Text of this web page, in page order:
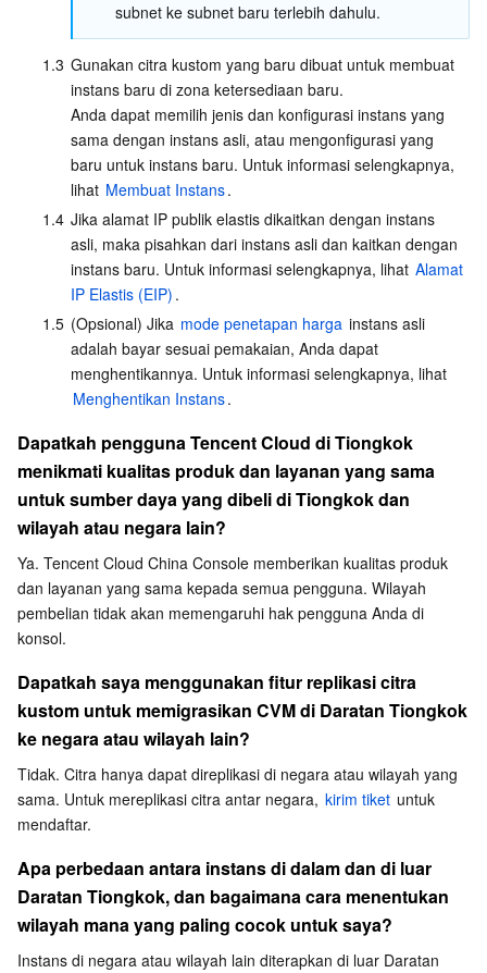
Bandwidth Package
VPN Connections
Private Link
Elastic IP
Global Application Acceleration Platform
Firewall Manager
DNSPod
Cloud DNS Resolution
Tencent LearnShare
Tencent Cloud Enterprise Drive
Elasticsearch Service
Stream Compute Service
Data Lake Compute
Tencent Cloud TCHouse-C
Tencent Cloud TCHouse-D
Tencent Cloud TCHouse-P
Tencent Cloud WeData
Business Intelligence
Tencent Cloud TCLake
Face Recognition
Text To Speech
Automatic Speech Recognition
mesin penerjemah
Optical Character Recognition
Face Fusion
Aplikasi AI
Tencent Cloud AI Digital Human
eKYC
AI Produk Platform AI
Tencent Cloud TI-ONE Platform
Intelligent Music Platform
Model besar Tencent
Tencent Cloud Agent Development Platform
LLM Knowledge Engine Basic API
Image Creation Large Model
Video Creation Large Model
Tencent HY 3D Global
Tencent HY
LLM Service TokenHub
Internet of Things
IoT Hub
Message Queue
TDMQ for CKafka
TDMQ for RocketMQ
TDMQ for RabbitMQ
TDMQ for Apache Pulsar
TDMQ for MQTT
TDMQ for CMQ
Komunikasi
Short Message Service
Tencent Push Notification Service
Simple Email Service
Interaksi Waktu Nyata
Chat
Tencent Real-Time Communication
Low-code Interactive Classroom
Real-time Teleoperation
Cloud Contact Center
Layanan Video
StreamLive
StreamPackage
StreamLink
Video on Demand
Media On-Demand
LVB Recording
Pemrosesan Media
Media Processing Service
Cloud Virtual Desktop
Media SDK
User Generated Short Video SDK
Tencent Effect SDK
Tencent Interactive Whiteboard
Medical Services
Tencent HealthCare Omics Platform
Digital and Intelligent Medical Imaging Platform
Intelligent Guidance
Intelligent Pre-Consultation
Manajemen Sumber Daya Cloud
API
SDK
Tencent Cloud Smart Advisor
Alat Developer
Marketplace
Cloud Native Build
kode rendah
CloudBase
Pemantauan dan Operasi
subnet ke subnet baru terlebih dahulu.
1.3 Gunakan citra kustom yang baru dibuat untuk membuat
instans baru di zona ketersediaan baru.
Anda dapat memilih jenis dan konfigurasi instans yang
sama dengan instans asli, atau mengonfigurasi yang
baru untuk instans baru. Untuk informasi selengkapnya,
lihat Membuat Instans.
1.4 Jika alamat IP publik elastis dikaitkan dengan instans
asli, maka pisahkan dari instans asli dan kaitkan dengan
instans baru. Untuk informasi selengkapnya, lihat Alamat
IP Elastis (EIP) .
1.5 (Opsional) Jika mode penetapan harga instans asli
adalah bayar sesuai pemakaian, Anda dapat
menghentikannya. Untuk informasi selengkapnya, lihat
Menghentikan Instans.
Dapatkah pengguna Tencent Cloud di Tiongkok
menikmati kualitas produk dan layanan yang sama
untuk sumber daya yang dibeli di Tiongkok dan
wilayah atau negara lain?
Ya. Tencent Cloud China Console memberikan kualitas produk
dan layanan yang sama kepada semua pengguna. Wilayah
pembelian tidak akan memengaruhi hak pengguna Anda di
konsol.
Dapatkah saya menggunakan fitur replikasi citra
kustom untuk memigrasikan CVM di Daratan Tiongkok
ke negara atau wilayah lain?
Tidak. Citra hanya dapat direplikasi di negara atau wilayah yang
sama. Untuk mereplikasi citra antar negara, kirim tiket untuk
mendaftar.
Apa perbedaan antara instans di dalam dan di luar
Daratan Tiongkok, dan bagaimana cara menentukan
wilayah mana yang paling cocok untuk saya?
Instans di negara atau wilayah lain diterapkan di luar Daratan